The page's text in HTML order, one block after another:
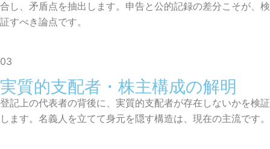
合し、矛盾点を抽出します。申告と公的記録の差分こそが、検
証すべき論点です。
03
実質的支配者・株主構成の解明
登記上の代表者の背後に、実質的支配者が存在しないかを検証
します。名義人を立てて身元を隠す構造は、現在の主流です。